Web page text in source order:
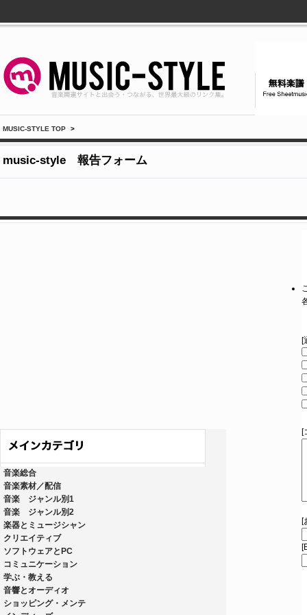
MUSIC-STYLE TOP >
music-style 報告フォーム
音楽総合
音楽素材／配信
音楽 ジャンル別1
音楽 ジャンル別2
楽器とミュージシャン
クリエイティブ
ソフトウェアとPC
コミュニケーション
学ぶ・教える
音響とオーディオ
ショッピング・メンテ
[
[
[